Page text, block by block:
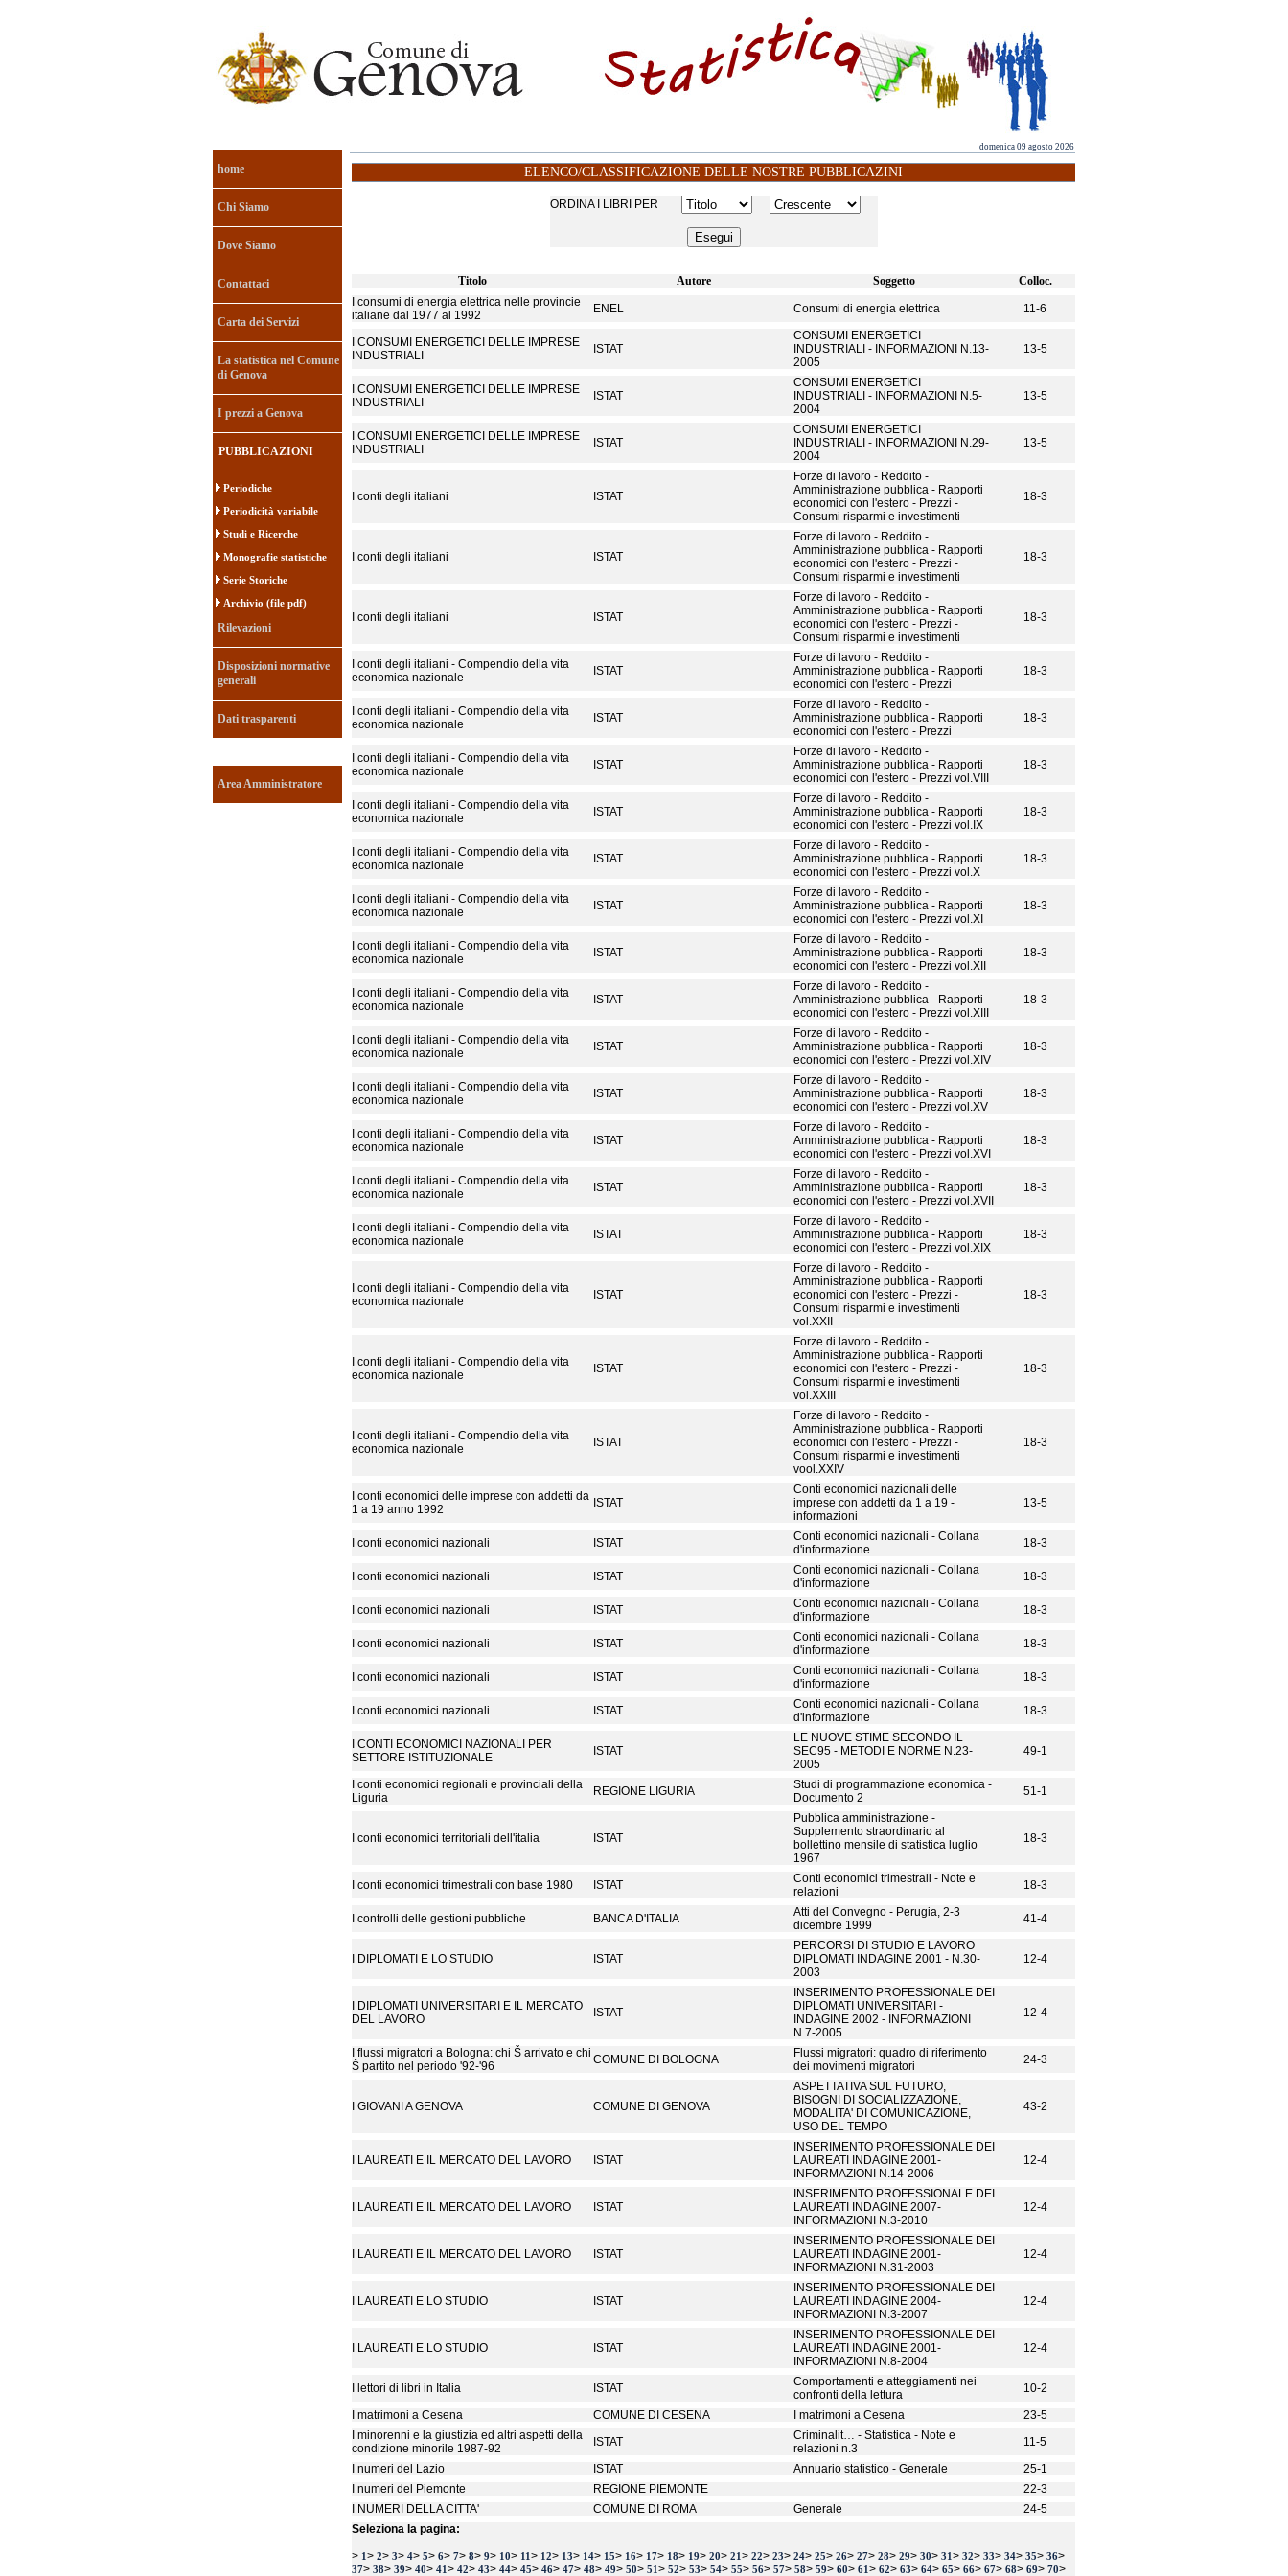
home
Chi Siamo
Dove Siamo
Contattaci
Carta dei Servizi
La statistica nel Comune
di Genova
I prezzi a Genova
PUBBLICAZIONI
Periodiche
Periodicità variabile
Studi e Ricerche
Monografie statistiche
Serie Storiche
Archivio (file pdf)
Rilevazioni
Disposizioni normative
generali
Dati trasparenti
Area Amministratore
domenica 09 agosto 2026
ELENCO/CLASSIFICAZIONE DELLE NOSTRE PUBBLICAZINI
ORDINA I LIBRI PER
Titolo Autore Soggetto
Colloc.
I consumi di energia elettrica nelle provincie
italiane dal 1977 al 1992
ENEL Consumi di energia elettrica 11-6
I CONSUMI ENERGETICI DELLE IMPRESE
INDUSTRIALI
ISTAT
CONSUMI ENERGETICI
INDUSTRIALI - INFORMAZIONI N.13-
2005
13-5
I CONSUMI ENERGETICI DELLE IMPRESE
INDUSTRIALI
ISTAT
CONSUMI ENERGETICI
INDUSTRIALI - INFORMAZIONI N.5-
2004
13-5
I CONSUMI ENERGETICI DELLE IMPRESE
INDUSTRIALI
ISTAT
CONSUMI ENERGETICI
INDUSTRIALI - INFORMAZIONI N.29-
2004
13-5
I conti degli italiani ISTAT
Forze di lavoro - Reddito -
Amministrazione pubblica - Rapporti
economici con l'estero - Prezzi -
Consumi risparmi e investimenti
18-3
I conti degli italiani ISTAT
Forze di lavoro - Reddito -
Amministrazione pubblica - Rapporti
economici con l'estero - Prezzi -
Consumi risparmi e investimenti
18-3
I conti degli italiani ISTAT
Forze di lavoro - Reddito -
Amministrazione pubblica - Rapporti
economici con l'estero - Prezzi -
Consumi risparmi e investimenti
18-3
I conti degli italiani - Compendio della vita
economica nazionale
ISTAT
Forze di lavoro - Reddito -
Amministrazione pubblica - Rapporti
economici con l'estero - Prezzi
18-3
I conti degli italiani - Compendio della vita
economica nazionale
ISTAT
Forze di lavoro - Reddito -
Amministrazione pubblica - Rapporti
economici con l'estero - Prezzi
18-3
I conti degli italiani - Compendio della vita
economica nazionale
ISTAT
Forze di lavoro - Reddito -
Amministrazione pubblica - Rapporti
economici con l'estero - Prezzi vol.VIII
18-3
I conti degli italiani - Compendio della vita
economica nazionale
ISTAT
Forze di lavoro - Reddito -
Amministrazione pubblica - Rapporti
economici con l'estero - Prezzi vol.IX
18-3
I conti degli italiani - Compendio della vita
economica nazionale
ISTAT
Forze di lavoro - Reddito -
Amministrazione pubblica - Rapporti
economici con l'estero - Prezzi vol.X
18-3
I conti degli italiani - Compendio della vita
economica nazionale
ISTAT
Forze di lavoro - Reddito -
Amministrazione pubblica - Rapporti
economici con l'estero - Prezzi vol.XI
18-3
I conti degli italiani - Compendio della vita
economica nazionale
ISTAT
Forze di lavoro - Reddito -
Amministrazione pubblica - Rapporti
economici con l'estero - Prezzi vol.XII
18-3
I conti degli italiani - Compendio della vita
economica nazionale
ISTAT
Forze di lavoro - Reddito -
Amministrazione pubblica - Rapporti
economici con l'estero - Prezzi vol.XIII
18-3
I conti degli italiani - Compendio della vita
economica nazionale
ISTAT
Forze di lavoro - Reddito -
Amministrazione pubblica - Rapporti
economici con l'estero - Prezzi vol.XIV
18-3
I conti degli italiani - Compendio della vita
economica nazionale
ISTAT
Forze di lavoro - Reddito -
Amministrazione pubblica - Rapporti
economici con l'estero - Prezzi vol.XV
18-3
I conti degli italiani - Compendio della vita
economica nazionale
ISTAT
Forze di lavoro - Reddito -
Amministrazione pubblica - Rapporti
economici con l'estero - Prezzi vol.XVI
18-3
I conti degli italiani - Compendio della vita
economica nazionale
ISTAT
Forze di lavoro - Reddito -
Amministrazione pubblica - Rapporti
economici con l'estero - Prezzi vol.XVII
18-3
I conti degli italiani - Compendio della vita
economica nazionale
ISTAT
Forze di lavoro - Reddito -
Amministrazione pubblica - Rapporti
economici con l'estero - Prezzi vol.XIX
18-3
I conti degli italiani - Compendio della vita
economica nazionale
ISTAT
Forze di lavoro - Reddito -
Amministrazione pubblica - Rapporti
economici con l'estero - Prezzi -
Consumi risparmi e investimenti
vol.XXII
18-3
I conti degli italiani - Compendio della vita
economica nazionale
ISTAT
Forze di lavoro - Reddito -
Amministrazione pubblica - Rapporti
economici con l'estero - Prezzi -
Consumi risparmi e investimenti
vol.XXIII
18-3
I conti degli italiani - Compendio della vita
economica nazionale
ISTAT
Forze di lavoro - Reddito -
Amministrazione pubblica - Rapporti
economici con l'estero - Prezzi -
Consumi risparmi e investimenti
vool.XXIV
18-3
I conti economici delle imprese con addetti da
1 a 19 anno 1992
ISTAT
Conti economici nazionali delle
imprese con addetti da 1 a 19 -
informazioni
13-5
I conti economici nazionali ISTAT
Conti economici nazionali - Collana
d'informazione
18-3
I conti economici nazionali ISTAT
Conti economici nazionali - Collana
d'informazione
18-3
I conti economici nazionali ISTAT
Conti economici nazionali - Collana
d'informazione
18-3
I conti economici nazionali ISTAT
Conti economici nazionali - Collana
d'informazione
18-3
I conti economici nazionali ISTAT
Conti economici nazionali - Collana
d'informazione
18-3
I conti economici nazionali ISTAT
Conti economici nazionali - Collana
d'informazione
18-3
I CONTI ECONOMICI NAZIONALI PER
SETTORE ISTITUZIONALE
ISTAT
LE NUOVE STIME SECONDO IL
SEC95 - METODI E NORME N.23-
2005
49-1
I conti economici regionali e provinciali della
Liguria
REGIONE LIGURIA
Studi di programmazione economica -
Documento 2
51-1
I conti economici territoriali dell'italia ISTAT
Pubblica amministrazione -
Supplemento straordinario al
bollettino mensile di statistica luglio
1967
18-3
I conti economici trimestrali con base 1980 ISTAT
Conti economici trimestrali - Note e
relazioni
18-3
I controlli delle gestioni pubbliche BANCA D'ITALIA
Atti del Convegno - Perugia, 2-3
dicembre 1999
41-4
I DIPLOMATI E LO STUDIO ISTAT
PERCORSI DI STUDIO E LAVORO
DIPLOMATI INDAGINE 2001 - N.30-
2003
12-4
I DIPLOMATI UNIVERSITARI E IL MERCATO
DEL LAVORO
ISTAT
INSERIMENTO PROFESSIONALE DEI
DIPLOMATI UNIVERSITARI -
INDAGINE 2002 - INFORMAZIONI
N.7-2005
12-4
I flussi migratori a Bologna: chi Š arrivato e chi
Š partito nel periodo '92-'96
COMUNE DI BOLOGNA
Flussi migratori: quadro di riferimento
dei movimenti migratori
24-3
I GIOVANI A GENOVA COMUNE DI GENOVA
ASPETTATIVA SUL FUTURO,
BISOGNI DI SOCIALIZZAZIONE,
MODALITA' DI COMUNICAZIONE,
USO DEL TEMPO
43-2
I LAUREATI E IL MERCATO DEL LAVORO ISTAT
INSERIMENTO PROFESSIONALE DEI
LAUREATI INDAGINE 2001-
INFORMAZIONI N.14-2006
12-4
I LAUREATI E IL MERCATO DEL LAVORO ISTAT
INSERIMENTO PROFESSIONALE DEI
LAUREATI INDAGINE 2007-
INFORMAZIONI N.3-2010
12-4
I LAUREATI E IL MERCATO DEL LAVORO ISTAT
INSERIMENTO PROFESSIONALE DEI
LAUREATI INDAGINE 2001-
INFORMAZIONI N.31-2003
12-4
I LAUREATI E LO STUDIO ISTAT
INSERIMENTO PROFESSIONALE DEI
LAUREATI INDAGINE 2004-
INFORMAZIONI N.3-2007
12-4
I LAUREATI E LO STUDIO ISTAT
INSERIMENTO PROFESSIONALE DEI
LAUREATI INDAGINE 2001-
INFORMAZIONI N.8-2004
12-4
I lettori di libri in Italia ISTAT
Comportamenti e atteggiamenti nei
confronti della lettura
10-2
I matrimoni a Cesena
COMUNE DI CESENA I matrimoni a Cesena
23-5
I minorenni e la giustizia ed altri aspetti della
condizione minorile 1987-92
ISTAT
Criminalit… - Statistica - Note e
relazioni n.3
11-5
I numeri del Lazio
ISTAT Annuario statistico - Generale
25-1
I numeri del Piemonte
REGIONE PIEMONTE
22-3
I NUMERI DELLA CITTA'
COMUNE DI ROMA Generale
24-5
Seleziona la pagina:
> 1> 2> 3> 4> 5> 6> 7> 8> 9> 10> 11> 12> 13> 14> 15> 16> 17> 18> 19> 20> 21> 22> 23> 24> 25> 26> 27> 28> 29> 30> 31> 32> 33> 34> 35> 36>
37> 38> 39> 40> 41> 42> 43> 44> 45> 46> 47> 48> 49> 50> 51> 52> 53> 54> 55> 56> 57> 58> 59> 60> 61> 62> 63> 64> 65> 66> 67> 68> 69> 70>